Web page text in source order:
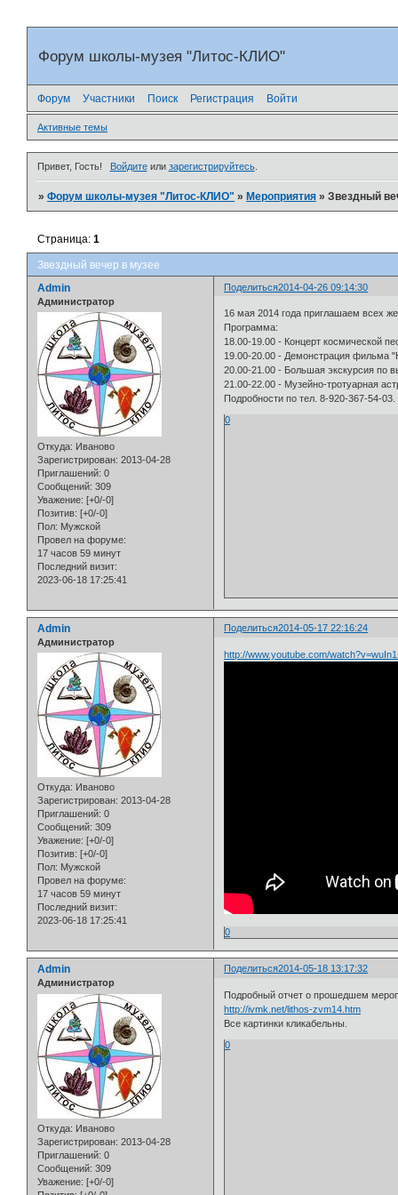
Форум школы-музея "Литос-КЛИО"
Форум Участники Поиск Регистрация Войти
Активные темы
Привет, Гость! Войдитеили зарегистрируйтесь.
»Форум школы-музея "Литос-КЛИО" »Мероприятия »Звездный
Звездный вечер в музее
Страница:1
Поделиться2014-04-26 09:14:30
Admin
Администратор
Откуда: Иваново
Зарегистрирован: 2013-04-28
Приглашений: 0
Сообщений: 309
Уважение: [+0/-0]
Позитив: [+0/-0]
Пол: Мужской
Провел на форуме:
17 часов 59 минут
Последний визит:
2023-06-18 17:25:41
16 мая 2014 года приглашаем всех
Программа:
18.00-19.00 - Концерт космической
19.00-20.00 - Демонстрация фильма
20.00-21.00 - Большая экскурсия по
21.00-22.00 - Музейно-тротуарная
Подробности по тел. 8-920-367-54-03.
0
Поделиться2014-05-17 22:16:24
Admin
Администратор
Откуда: Иваново
Зарегистрирован: 2013-04-28
Приглашений: 0
Сообщений: 309
Уважение: [+0/-0]
Позитив: [+0/-0]
Пол: Мужской
Провел на форуме:
17 часов 59 минут
Последний визит:
2023-06-18 17:25:41
http://www.youtube.com/
0
Поделиться2014-05-18 13:17:32
Admin
Администратор
Откуда: Иваново
Зарегистрирован: 2013-04-28
Приглашений: 0
Сообщений: 309
Уважение: [+0/-0]
Подробный отчет о прошедшем
http://ivmk.net/lithos-zvm14.htm
Все картинки кликабельны.
0